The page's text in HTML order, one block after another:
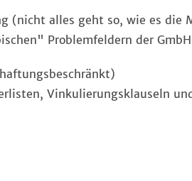
(nicht alles geht so, wie es die
Problemfeldern der
Vinkulierungsklauseln